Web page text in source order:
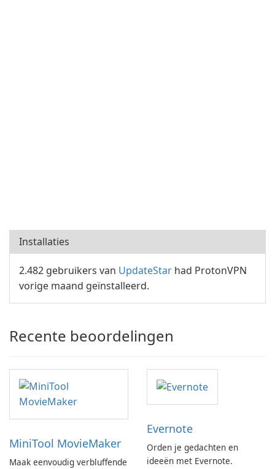
Installaties
2.482 gebruikers van UpdateStar had ProtonVPN
vorige maand geïnstalleerd.
Recente beoordelingen
MiniTool MovieMaker
Maak eenvoudig verbluffende
Evernote
Orden je gedachten en
ideeën met Evernote.